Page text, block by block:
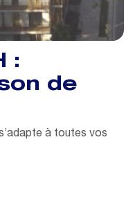
:
de
à toutes vos